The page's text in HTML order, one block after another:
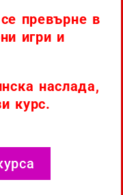
превърне в
игри и
наслада,
курс.